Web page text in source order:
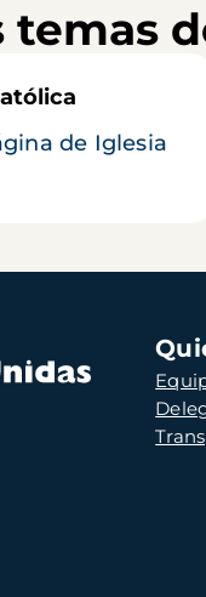
temas
de Iglesia
principal